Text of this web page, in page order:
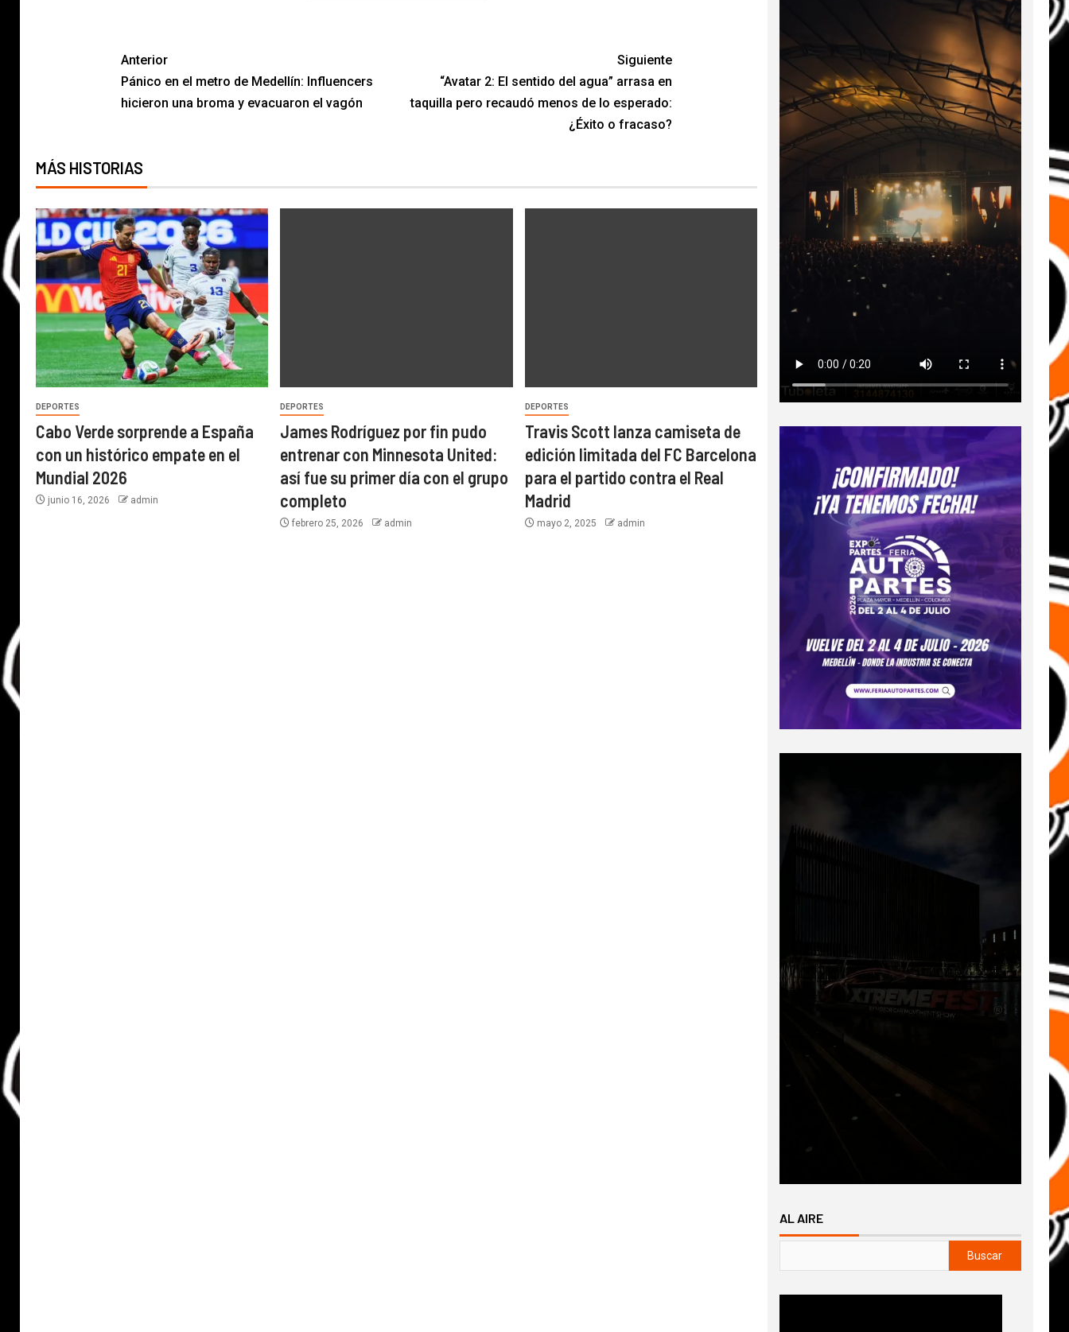
Anterior
Pánico en el metro de Medellín: Influencers
hicieron una broma y evacuaron el vagón
Siguiente
“Avatar 2: El sentido del agua” arrasa en
taquilla pero recaudó menos de lo esperado:
¿Éxito o fracaso?
MÁS HISTORIAS
DEPORTES
Cabo Verde sorprende a España
con un histórico empate en el
Mundial 2026
junio 16, 2026 admin
DEPORTES
James Rodríguez por fin pudo
entrenar con Minnesota United:
así fue su primer día con el grupo
completo
febrero 25, 2026 admin
DEPORTES
Travis Scott lanza camiseta de
edición limitada del FC Barcelona
para el partido contra el Real
Madrid
mayo 2, 2025 admin
AL AIRE
Buscar